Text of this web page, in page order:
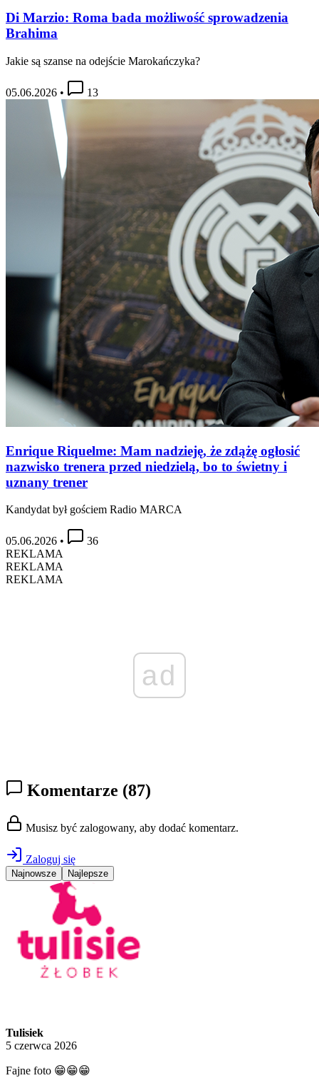
Di Marzio: Roma bada możliwość sprowadzenia
Brahima
Jakie są szanse na odejście Marokańczyka?
05.06.2026 • 13
Enrique Riquelme: Mam nadzieję, że zdążę ogłosić
nazwisko trenera przed niedzielą, bo to świetny i
uznany trener
Kandydat był gościem Radio MARCA
05.06.2026 •
36
REKLAMA
REKLAMA
REKLAMA
ad
Komentarze (87)
Musisz być zalogowany, aby dodać komentarz.
Zaloguj się
Najnowsze Najlepsze
Tulisiek
5 czerwca 2026
Fajne foto 😁😁😁